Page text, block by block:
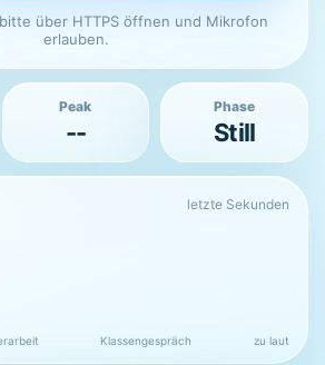
über HTTPS öffnen und Mikrofon
erlauben.
Peak
--
Phase
Still
letzte Sekunden
Klassengespräch zu laut